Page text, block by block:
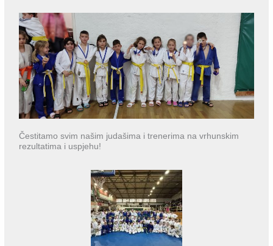
Čestitamo svim našim judašima i trenerima na vrhunskim
rezultatima i uspjehu!